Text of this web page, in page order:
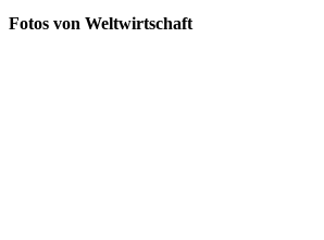
Fotos von Weltwirtschaft